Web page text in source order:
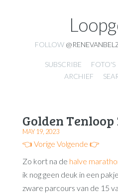
FOLLOW
SUBSCRIBE FOTO'S
ARCHIEF
Golden Tenloop
MAY 19, 2023
👈 Vorige Volgende 👉
Zo kort na de halve
ik nog geen deuk in een
zware parcours van de 15